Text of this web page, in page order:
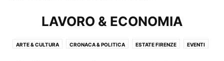
LAVORO & ECONOMIA
ARTE & CULTURA CRONACA & POLITICA ESTATE FIRENZE EVENTI